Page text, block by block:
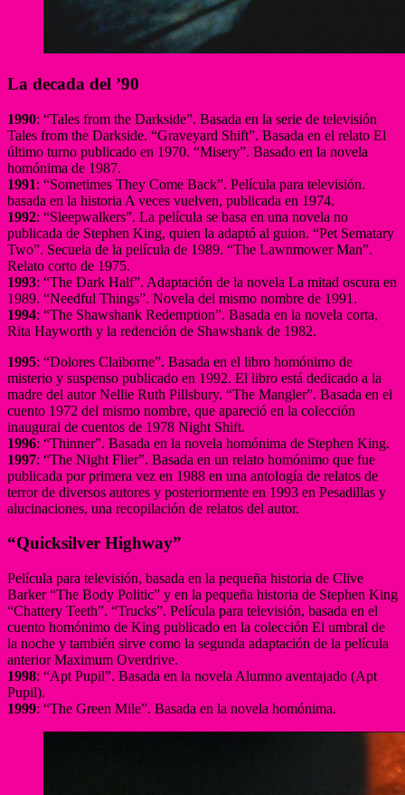
La decada del ’90
1990: “Tales from the Darkside”. Basada en la serie de televisión
Tales from the Darkside. “Graveyard Shift”. Basada en el relato El
último turno publicado en 1970. “Misery”. Basado en la novela
homónima de 1987.
1991: “Sometimes They Come Back”. Película para televisión.
basada en la historia A veces vuelven, publicada en 1974.
1992: “Sleepwalkers”. La película se basa en una novela no
publicada de Stephen King, quien la adaptó al guion. “Pet Sematary
Two”. Secuela de la película de 1989. “The Lawnmower Man”.
Relato corto de 1975.
1993: “The Dark Half”. Adaptación de la novela La mitad oscura en
1989. “Needful Things”. Novela del mismo nombre de 1991.
1994: “The Shawshank Redemption”. Basada en la novela corta,
Rita Hayworth y la redención de Shawshank de 1982.
1995: “Dolores Claiborne”. Basada en el libro homónimo de
misterio y suspenso publicado en 1992. El libro está dedicado a la
madre del autor Nellie Ruth Pillsbury. “The Mangler”. Basada en el
cuento 1972 del mismo nombre, que apareció en la colección
inaugural de cuentos de 1978 Night Shift.
1996: “Thinner”. Basada en la novela homónima de Stephen King.
1997: “The Night Flier”. Basada en un relato homónimo que fue
publicada por primera vez en 1988 en una antología de relatos de
terror de diversos autores y posteriormente en 1993 en Pesadillas y
alucinaciones, una recopilación de relatos del autor.
“Quicksilver Highway”
Película para televisión, basada en la pequeña historia de Clive
Barker “The Body Politic” y en la pequeña historia de Stephen King
“Chattery Teeth”. “Trucks”. Película para televisión, basada en el
cuento homónimo de King publicado en la colección El umbral de
la noche y también sirve como la segunda adaptación de la película
anterior Maximum Overdrive.
1998: “Apt Pupil”. Basada en la novela Alumno aventajado (Apt
Pupil).
1999: “The Green Mile”. Basada en la novela homónima.